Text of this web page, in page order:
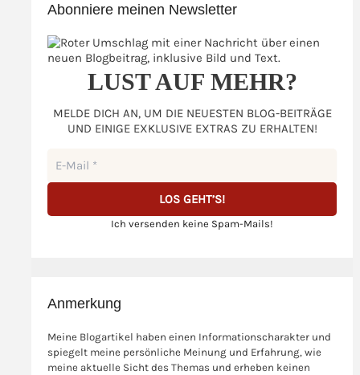
Abonniere meinen Newsletter
LUST AUF MEHR?
MELDE DICH AN, UM DIE NEUESTEN BLOG-BEITRÄGE
UND EINIGE EXKLUSIVE EXTRAS ZU ERHALTEN!
Ich versenden keine Spam-Mails!
Anmerkung
Meine Blogartikel haben einen Informationscharakter und
spiegelt meine persönliche Meinung und Erfahrung, wie
meine aktuelle Sicht des Themas und erheben keinen